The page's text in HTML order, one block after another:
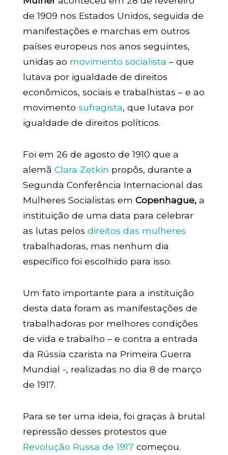
de 1909 nos Estados Unidos, seguida de
manifestações e marchas em outros
países europeus nos anos seguintes,
unidas ao movimento socialista – que
lutava por igualdade de direitos
econômicos, sociais e trabalhistas – e ao
movimento sufragista, que lutava por
igualdade de direitos políticos.
Foi em 26 de agosto de 1910 que a
alemã Clara Zetkin propôs, durante a
Segunda Conferência Internacional das
Mulheres Socialistas em Copenhague, a
instituição de uma data para celebrar
as lutas pelos direitos das mulheres
trabalhadoras, mas nenhum dia
específico foi escolhido para isso.
Um fato importante para a instituição
desta data foram as manifestações de
trabalhadoras por melhores condições
de vida e trabalho – e contra a entrada
da Rússia czarista na Primeira Guerra
Mundial -, realizadas no dia 8 de março
de 1917.
Para se ter uma ideia, foi graças à brutal
repressão desses protestos que
Revolução Russa de 1917 começou.